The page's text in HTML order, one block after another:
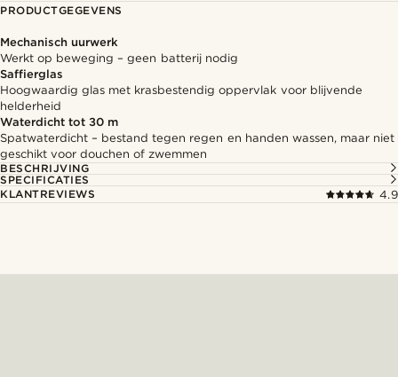
PRODUCTGEGEVENS
Mechanisch uurwerk
Werkt op beweging – geen batterij nodig
Saffierglas
Hoogwaardig glas met krasbestendig oppervlak voor blijvende
helderheid
Waterdicht tot 30 m
Spatwaterdicht – bestand tegen regen en handen wassen, maar niet
geschikt voor douchen of zwemmen
BESCHRIJVING
SPECIFICATIES
KLANTREVIEWS
4.9